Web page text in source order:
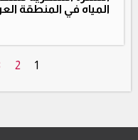
المياه في المنطقة
1
2